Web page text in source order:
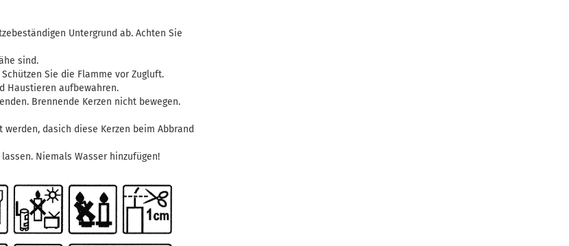
Untergrund ab. Achten Sie
sind.
Sie die Flamme vor Zugluft.
Haustieren aufbewahren.
Brennende Kerzen nicht bewegen.
dasich diese Kerzen beim Abbrand
Niemals Wasser hinzufügen!